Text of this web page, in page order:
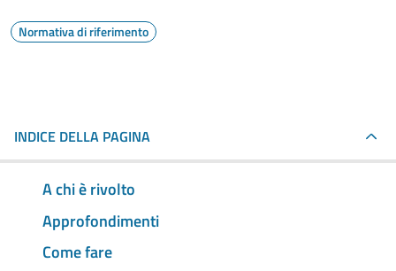
Normativa di riferimento
INDICE DELLA PAGINA
A chi è rivolto
Approfondimenti
Come fare